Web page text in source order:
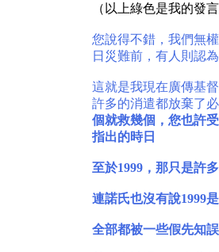
（以上綠色是我的發言
您說得不錯，我們無
日災難前，有人則認
這就是我現在廣傳基
許多的消遣都放棄了
個就救幾個，您也許
指出的時日
至於1999，那只是許
連諾氏也沒有說1999
全部都被一些假先知